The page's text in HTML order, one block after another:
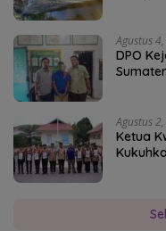
Agustus
DPO
Agustus
Ketua